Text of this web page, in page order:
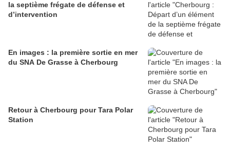
la septième frégate de défense et
d’intervention
En images : la première sortie en mer
du SNA De Grasse à Cherbourg
Retour à Cherbourg pour Tara Polar
Station